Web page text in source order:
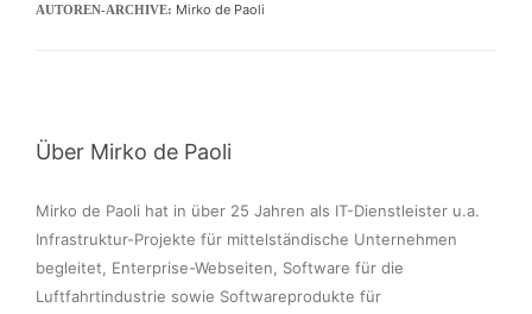
AUTOREN-ARCHIVE: Mirko de Paoli
Über Mirko de Paoli
Mirko de Paoli hat in über 25 Jahren als IT-Dienstleister u.a.
Infrastruktur-Projekte für mittelständische Unternehmen
begleitet, Enterprise-Webseiten, Software für die
Luftfahrtindustrie sowie Softwareprodukte für